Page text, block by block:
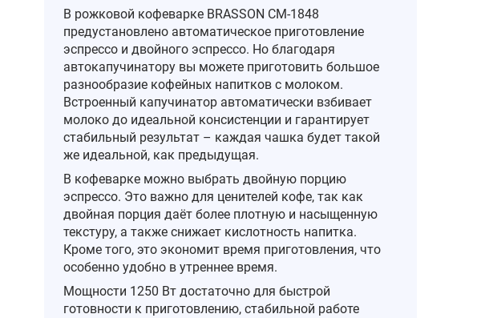
В рожковой кофеварке BRASSON CM-1848
предустановлено автоматическое приготовление
эспрессо и двойного эспрессо. Но благодаря
автокапучинатору вы можете приготовить большое
разнообразие кофейных напитков с молоком.
Встроенный капучинатор автоматически взбивает
молоко до идеальной консистенции и гарантирует
стабильный результат – каждая чашка будет такой
же идеальной, как предыдущая.
В кофеварке можно выбрать двойную порцию
эспрессо. Это важно для ценителей кофе, так как
двойная порция даёт более плотную и насыщенную
текстуру, а также снижает кислотность напитка.
Кроме того, это экономит время приготовления, что
особенно удобно в утреннее время.
Мощности 1250 Вт достаточно для быстрой
готовности к приготовлению, стабильной работе